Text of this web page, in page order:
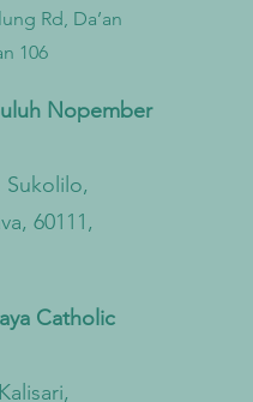
Lintas
dari
Rd, Da’an
106
Nopember
Sukolilo,
60111,
Catholic